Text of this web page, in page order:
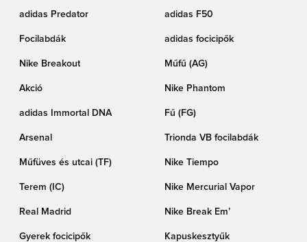
adidas Predator adidas F50
Focilabdák adidas focicipők
Nike Breakout Műfű (AG)
Akció Nike Phantom
adidas Immortal DNA Fű (FG)
Arsenal Trionda VB focilabdák
Műfüves és utcai (TF) Nike Tiempo
Terem (IC) Nike Mercurial Vapor
Real Madrid Nike Break Em’
Gyerek focicipők Kapuskesztyűk